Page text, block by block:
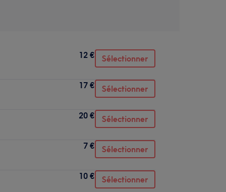
12 € Sélectionner
17 € Sélectionner
20 € Sélectionner
7 € Sélectionner
10 € Sélectionner